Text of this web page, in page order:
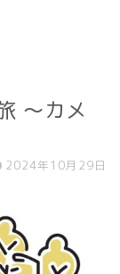
〜カメ
2024年10月29日